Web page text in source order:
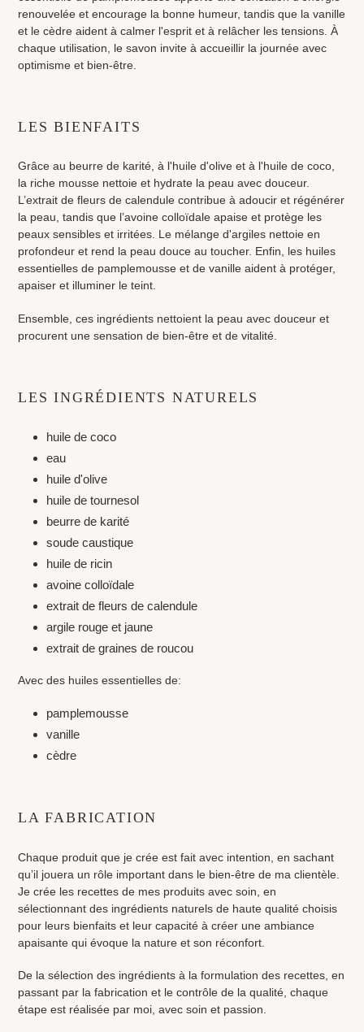
renouvelée et encourage la bonne humeur, tandis que la vanille
et le cèdre aident à calmer l'esprit et à relâcher les tensions . À
chaque utilisation, le savon invite à accueillir la journée avec
optimisme et bien-être.
LES BIENFAITS
Grâce au beurre de karité, à l'huile d'olive et à l'huile de coco,
la riche mousse nettoie et hydrate la peau avec douceur.
L’extrait de fleurs de calendule contribue à adoucir et régénérer
la peau, tandis que l’avoine colloïdale apaise et protège les
peaux sensibles et irritées. Le mélange d'argiles nettoie en
profondeur et rend la peau douce au toucher. Enfin, les huiles
essentielles de pamplemousse et de vanille aident à protéger,
apaiser et illuminer le teint.
Ensemble, ces ingrédients nettoient la peau avec douceur et
procurent une sensation de bien-être et de vitalité.
LES INGRÉDIENTS NATURELS
huile de coco
eau
huile d'olive
huile de tournesol
beurre de karité
soude caustique
huile de ricin
avoine colloïdale
extrait de fleurs de calendule
argile rouge et jaune
extrait de graines de roucou
Avec des huiles essentielles de:
pamplemousse
vanille
cèdre
LA FABRICATION
Chaque produit que je crée est fait avec intention, en sachant
qu’il jouera un rôle important dans le bien-être de ma clientèle.
Je crée les recettes de mes produits avec soin, en
sélectionnant des ingrédients naturels de haute qualité choisis
pour leurs bienfaits et leur capacité à créer une ambiance
apaisante qui évoque la nature et son réconfort.
De la sélection des ingrédients à la formulation des recettes, en
passant par la fabrication et le contrôle de la qualité, chaque
étape est réalisée par moi, avec soin et passion.